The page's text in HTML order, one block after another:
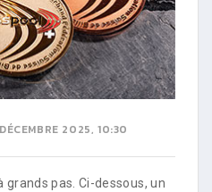
2025, 10:30
grands pas. Ci-dessous, un